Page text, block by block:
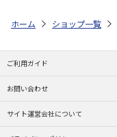
ホーム ショップ一覧
ご利用ガイド
お問い合わせ
サイト運営会社について